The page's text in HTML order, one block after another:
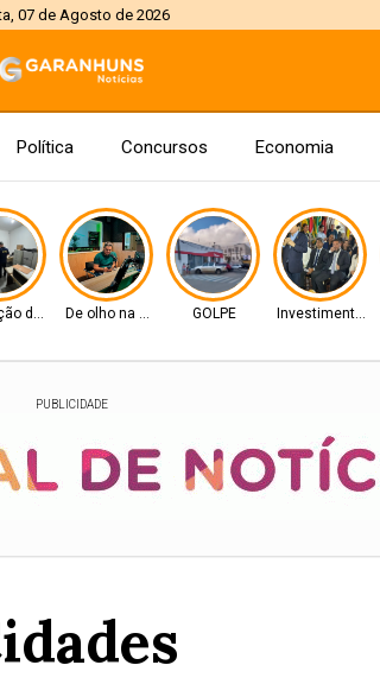
07 de Agosto de 2026
Política Concursos Economia
da PF e CGUDe olho na Alepe GOLPE Investimentos
PUBLICIDADE